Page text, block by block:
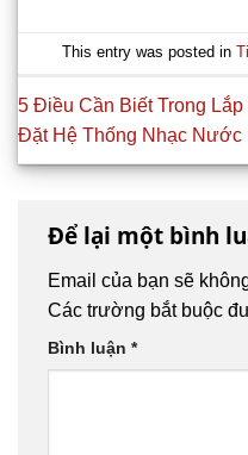
This entry was posted in
5 Điều Cần Biết Trong Lắp
Đặt Hệ Thống Nhạc Nước
Để lại một bình
Email của bạn sẽ
Các trường bắt buộc
Bình luận *